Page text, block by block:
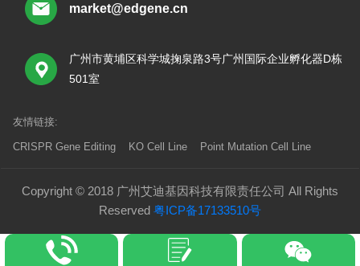
market@edgene.cn
广州市黄埔区科学城掬泉路3号广州国际企业孵化器D栋
501室
友情链接:
CRISPR Gene Editing KO Cell Line Point Mutation Cell Line
Copyright © 2018 广州艾迪基因科技有限责任公司 All Rights
Reserved 粤ICP备17133510号